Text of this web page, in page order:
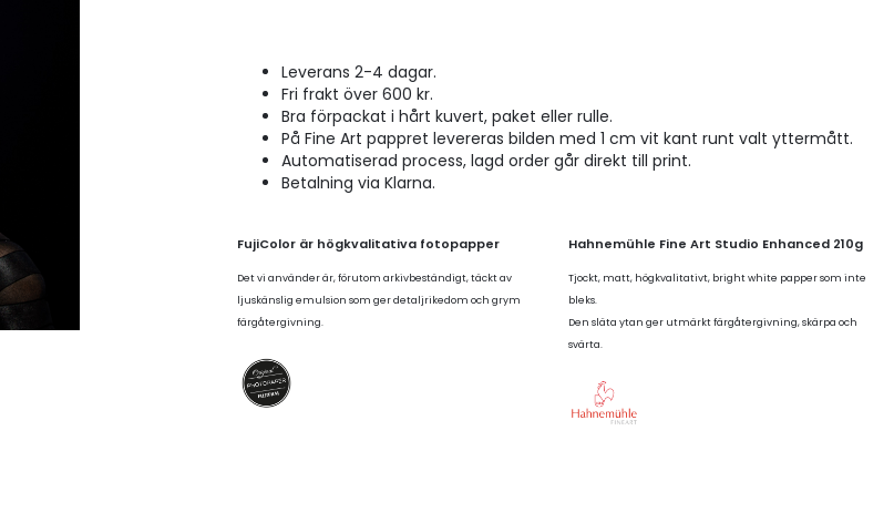
Leverans 2-4 dagar.
Fri frakt över 600 kr.
Bra förpackat i hårt kuvert, paket eller rulle.
På Fine Art pappret levereras bilden med 1 cm vit kant runt valt yttermått.
Automatiserad process, lagd order går direkt till print.
Betalning via Klarna.
FujiColor är högkvalitativa fotopapper
Det vi använder är, förutom arkivbeständigt, täckt av
ljuskänslig emulsion som ger detaljrikedom och grym
färgåtergivning.
Hahnemühle Fine Art Studio Enhanced 210g
Tjockt, matt, högkvalitativt, bright white papper som inte
bleks.
Den släta ytan ger utmärkt färgåtergivning, skärpa och
svärta.